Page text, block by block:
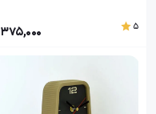
5
375,000